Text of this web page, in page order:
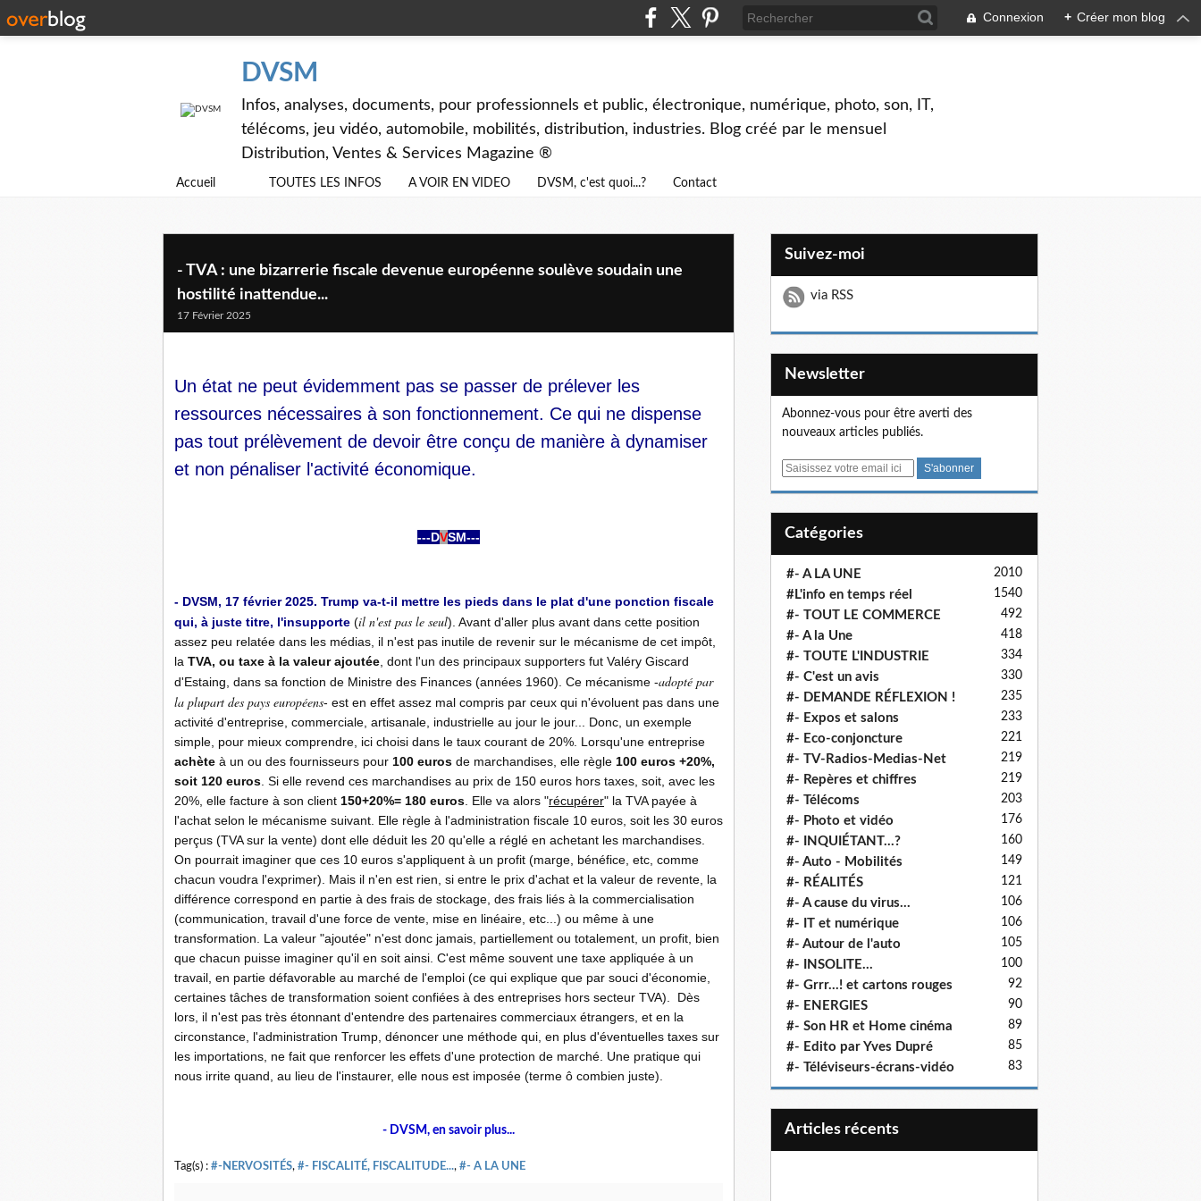
Connexion + Créer mon blog
DVSM
Infos, analyses, documents, pour professionnels et public, électronique, numérique, photo, son, IT,
télécoms, jeu vidéo, automobile, mobilités, distribution, industries. Blog créé par le mensuel
Distribution, Ventes & Services Magazine ®
Accueil TOUTES LES INFOS A VOIR EN VIDEO DVSM, c'est quoi...? Contact
- TVA : une bizarrerie fiscale devenue européenne soulève soudain une
hostilité inattendue...
17 Février 2025
Un état ne peut évidemment pas se passer de prélever les
ressources nécessaires à son fonctionnement. Ce qui ne dispense
pas tout prélèvement de devoir être conçu de manière à dynamiser
et non pénaliser l'activité économique.
---DVSM---
- DVSM, 17 février 2025. Trump va-t-il mettre les pieds dans le plat d'une ponction fiscale
qui, à juste titre, l'insupporte (il n'est pas le seul). Avant d'aller plus avant dans cette position
assez peu relatée dans les médias, il n'est pas inutile de revenir sur le mécanisme de cet impôt,
la TVA, ou taxe à la valeur ajoutée , dont l'un des principaux supporters fut Valéry Giscard
d'Estaing, dans sa fonction de Ministre des Finances (années 1960). Ce mécanisme -adopté par
la plupart des pays européens- est en effet assez mal compris par ceux qui n'évoluent pas dans une
activité d'entreprise, commerciale, artisanale, industrielle au jour le jour... Donc, un exemple
simple, pour mieux comprendre, ici choisi dans le taux courant de 20%. Lorsqu'une entreprise
achète à un ou des fournisseurs pour 100 euros de marchandises, elle règle 100 euros +20%,
soit 120 euros . Si elle revend ces marchandises au prix de 150 euros hors taxes, soit, avec les
20%, elle facture à son client 150+20%= 180 euros . Elle va alors "récupérer" la TVA payée à
l'achat selon le mécanisme suivant. Elle règle à l'administration fiscale 10 euros, soit les 30 euros
perçus (TVA sur la vente) dont elle déduit les 20 qu'elle a réglé en achetant les marchandises.
On pourrait imaginer que ces 10 euros s'appliquent à un profit (marge, bénéfice, etc, comme
chacun voudra l'exprimer). Mais il n'en est rien, si entre le prix d'achat et la valeur de revente, la
différence correspond en partie à des frais de stockage, des frais liés à la commercialisation
(communication, travail d'une force de vente, mise en linéaire, etc...) ou même à une
transformation. La valeur "ajoutée" n'est donc jamais, partiellement ou totalement, un profit, bien
que chacun puisse imaginer qu'il en soit ainsi. C'est même souvent une taxe appliquée à un
travail, en partie défavorable au marché de l'emploi (ce qui explique que par souci d'économie,
certaines tâches de transformation soient confiées à des entreprises hors secteur TVA). Dès
lors, il n'est pas très étonnant d'entendre des partenaires commerciaux étrangers, et en la
circonstance, l'administration Trump, dénoncer une méthode qui, en plus d'éventuelles taxes sur
les importations, ne fait que renforcer les effets d'une protection de marché. Une pratique qui
nous irrite quand, au lieu de l'instaurer, elle nous est imposée (terme ô combien juste).
- DVSM, en savoir plus...
Tag(s) : #-NERVOSITÉS, #- FISCALITÉ, FISCALITUDE..., #- A LA UNE
Suivez-moi
via RSS
Newsletter
Abonnez-vous pour être averti des
nouveaux articles publiés.
E
Catégories
#- A LA UNE 2010
#L'info en temps réel 1540
#- TOUT LE COMMERCE 492
#- A la Une 418
#- TOUTE L'INDUSTRIE 334
#- C'est un avis 330
#- DEMANDE RÉFLEXION ! 235
#- Expos et salons 233
#- Eco-conjoncture 221
#- TV-Radios-Medias-Net 219
#- Repères et chiffres 219
#- Télécoms 203
#- Photo et vidéo 176
#- INQUIÉTANT...? 160
#- Auto - Mobilités 149
#- RÉALITÉS 121
#- A cause du virus... 106
#- IT et numérique 106
#- Autour de l'auto 105
#- INSOLITE... 100
#- Grrr...! et cartons rouges 92
#- ENERGIES 90
#- Son HR et Home cinéma 89
#- Edito par Yves Dupré 85
#- Téléviseurs-écrans-vidéo 83
articles récents